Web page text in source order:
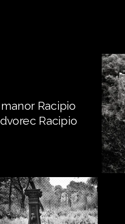
manor Racipio
dvorec Racipio